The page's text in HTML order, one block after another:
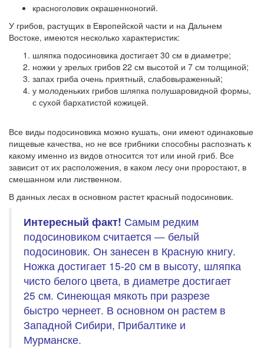
красноголовик окрашенноногий.
У грибов, растущих в Европейской части и на Дальнем
Востоке, имеются несколько характеристик:
шляпка подосиновика достигает 30 см в диаметре;
ножки у зрелых грибов 22 см высотой и 7 см толщиной;
запах гриба очень приятный, слабовыраженный;
у молоденьких грибов шляпка полушаровидной формы,
с сухой бархатистой кожицей.
Все виды подосиновика можно кушать, они имеют одинаковые
пищевые качества, но не все грибники способны распознать к
какому именно из видов относится тот или иной гриб. Все
зависит от их расположения, в каком лесу они проростают, в
смешанном или лиственном.
В данных лесах в основном растет красный подосиновик.
Интересный факт! Самым редким
подосиновиком считается — белый
подосиновик. Он занесен в Красную книгу.
Ножка достигает 15-20 см в высоту, шляпка
чисто белого цвета, в диаметре достигает
25 см. Синеющая мякоть при разрезе
быстро чернеет. В основном он растем в
Западной Сибири, Прибалтике и
Мурманске.